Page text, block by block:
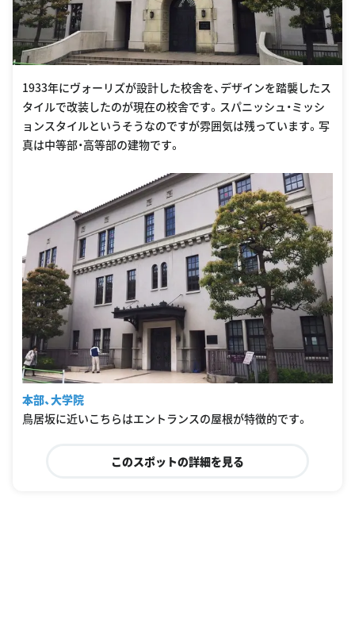
1933年にヴォーリズが設計した校舎を、デザインを踏襲したス
タイルで改装したのが現在の校舎です。スパニッシュ・ミッシ
ョンスタイルというそうなのですが雰囲気は残っています。写
真は中等部・高等部の建物です。
本部、大学院
鳥居坂に近いこちらはエントランスの屋根が特徴的です。
このスポットの詳細を見る